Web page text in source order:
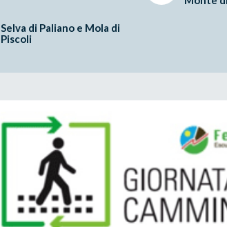
Selva di Paliano e Mola di
Piscoli